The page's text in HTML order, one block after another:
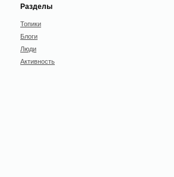
Разделы
Топики
Блоги
Люди
Активность